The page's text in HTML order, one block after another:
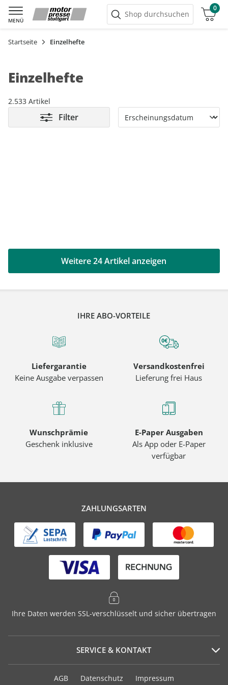
MENÜ
Shop durchsuchen
0
Warenkorb
Startseite Einzelhefte
Einzelhefte
2.533 Artikel
Filter
Weitere 24 Artikel anzeigen
IHRE ABO-VORTEILE
Liefergarantie
Keine Ausgabe verpassen
Versandkostenfrei
Lieferung frei Haus
Wunschprämie
Geschenk inklusive
E-Paper Ausgaben
Als App oder E-Paper
verfügbar
ZAHLUNGSARTEN
Ihre Daten werden SSL-verschlüsselt und sicher übertragen
SERVICE & KONTAKT
Serviceportal
AGB Datenschutz Impressum